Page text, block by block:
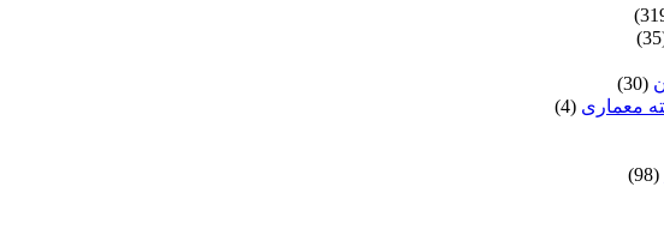
(30)
معماری (4)
(98)